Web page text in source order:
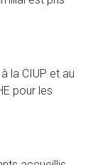
la CIUP et au
pour les